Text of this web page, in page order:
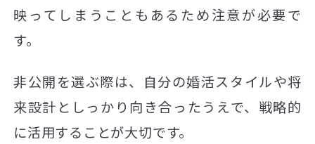
映ってしまうこともあるため注意が必要で
す。
非公開を選ぶ際は、自分の婚活スタイルや将
来設計としっかり向き合ったうえで、戦略的
に活用することが大切です。